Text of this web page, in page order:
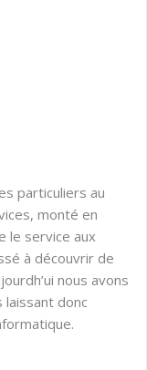
particuliers au
monté en
le service aux
à découvrir de
nous avons
donc